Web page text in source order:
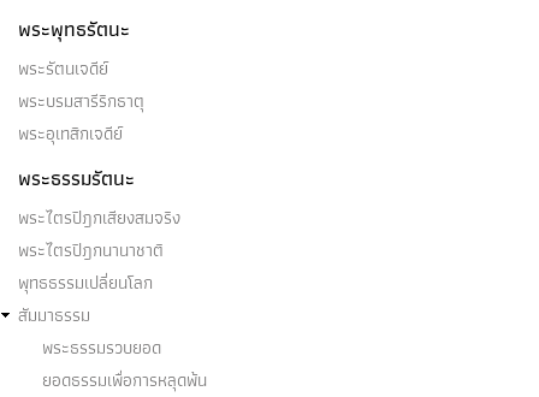
พระพุทธรัตนะ
พระรัตนเจดีย์
พระบรมสารีริกธาตุ
พระอุเทสิกเจดีย์
พระธรรมรัตนะ
พระไตรปิฎกเสียงสมจริง
พระไตรปิฎกนานาชาติ
พุทธธรรมเปลี่ยนโลก
สัมมาธรรม
พระธรรมรวบยอด
ยอดธรรมเพื่อการหลุดพ้น